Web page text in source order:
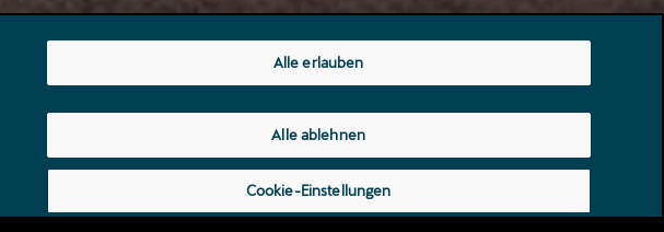
Cookie-Einstellungen
Alle ablehnen
Alle erlauben